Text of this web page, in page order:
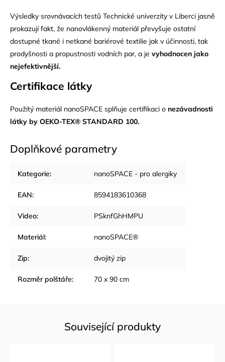
Výsledky srovnávacích testů Technické univerzity v Liberci jasně
prokazují fakt, že nanovlákenný materiál převyšuje ostatní
dostupné tkané i netkané bariérové textilie jak v účinnosti, tak
prodyšnosti a propustnosti vodních par, a je vyhodnocen jako
nejefektivnější.
Certifikace látky
Použitý materiál nanoSPACE splňuje certifikaci o nezávadnosti
látky by OEKO-TEX® STANDARD 100.
Doplňkové parametry
Kategorie: nanoSPACE - pro alergiky
EAN: 8594183610368
Video: PSknfGhHMPU
Materiál: nanoSPACE®
Zip: dvojitý zip
Rozměr polštáře: 70 x 90 cm
Související produkty